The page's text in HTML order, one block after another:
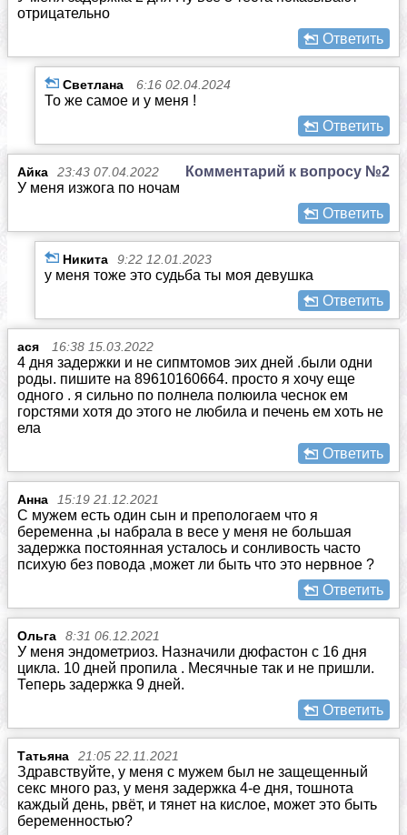
отрицательно
Ответить
Светлана 6:16 02.04.2024
То же самое и у меня !
Ответить
Айка 23:43 07.04.2022
Комментарий к вопросу №2
У меня изжога по ночам
Ответить
Никита 9:22 12.01.2023
у меня тоже это судьба ты моя девушка
Ответить
ася 16:38 15.03.2022
4 дня задержки и не сипмтомов эих дней .были одни
роды. пишите на 89610160664. просто я хочу еще
одного . я сильно по полнела полюила чеснок ем
горстями хотя до этого не любила и печень ем хоть не
ела
Ответить
Анна 15:19 21.12.2021
С мужем есть один сын и препологаем что я
беременна ,ы набрала в весе у меня не большая
задержка постоянная усталось и сонливость часто
психую без повода ,может ли быть что это нервное ?
Ответить
Ольга 8:31 06.12.2021
У меня эндометриоз. Назначили дюфастон с 16 дня
цикла. 10 дней пропила . Месячные так и не пришли.
Теперь задержка 9 дней.
Ответить
Татьяна 21:05 22.11.2021
Здравствуйте, у меня с мужем был не защещенный
секс много раз, у меня задержка 4-е дня, тошнота
каждый день, рвёт, и тянет на кислое, может это быть
беременностью?